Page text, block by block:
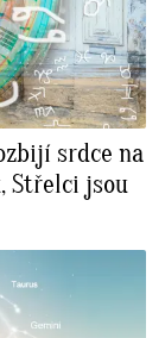
srdce na
Střelci jsou